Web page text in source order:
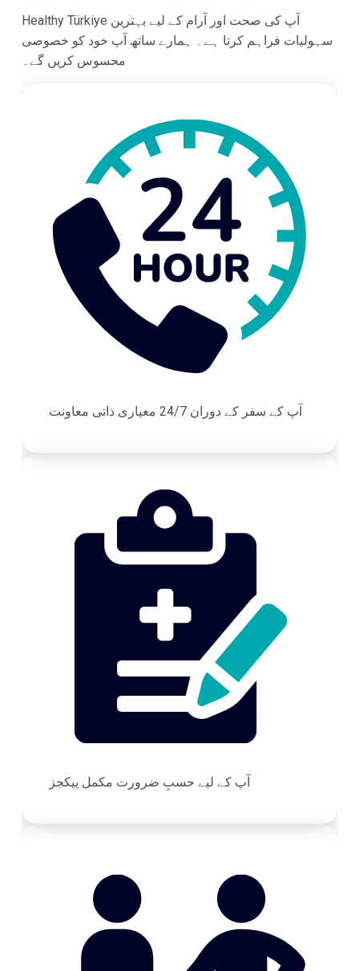
Healthy Türkiye آپ کی صحت اور آرام کے لیے بہترین
سہولیات فراہم کرتا ہے۔ ہمارے ساتھ آپ خود کو خصوصی
محسوس کریں گے۔
آپ کے سفر کے دوران 24/7 معیاری ذاتی معاونت
آپ کے لیے حسبِ ضرورت مکمل پیکجز